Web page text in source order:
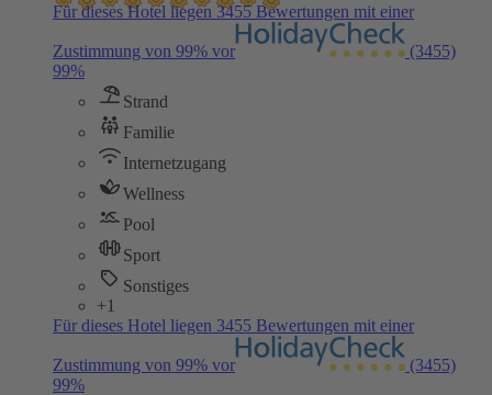
Für dieses Hotel liegen 3455 Bewertungen mit einer
Zustimmung von 99% vor
(3455)
99%
Strand
Familie
Internetzugang
Wellness
Pool
Sport
Sonstiges
+1
Für dieses Hotel liegen 3455 Bewertungen mit einer
Zustimmung von 99% vor
(3455)
99%